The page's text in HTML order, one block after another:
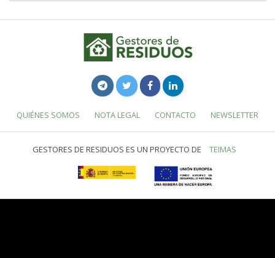
QUIÉNES SOMOS NOTA LEGAL CONTACTO NEWSLETTER
GESTORES DE RESIDUOS ES UN PROYECTO DE TEIMAS